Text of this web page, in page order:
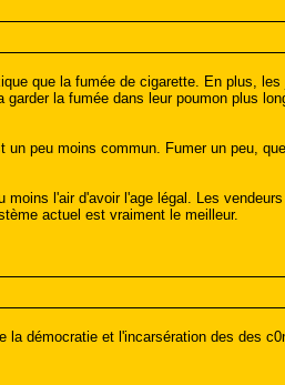
que la fumée de cigarette. En plus,
la fumée dans leur poumon plus
peu moins commun. Fumer un peu,
l'air d'avoir l'age légal. Les
actuel est vraiment le meilleur.
démocratie et l'incarsération des des